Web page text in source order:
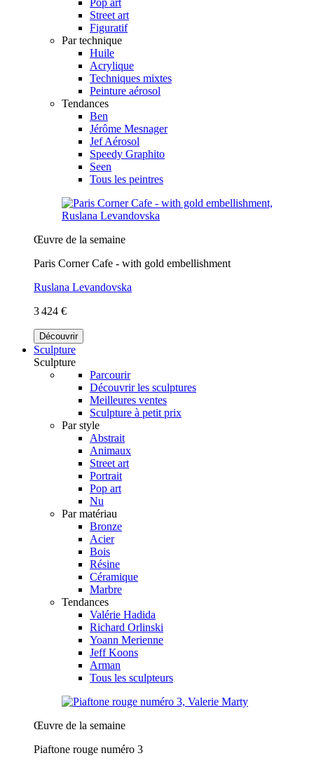
Street art
Figuratif
Par technique
Huile
Acrylique
Techniques mixtes
Peinture aérosol
Tendances
Ben
Jérôme Mesnager
Jef Aérosol
Speedy Graphito
Seen
Tous les peintres
Œuvre de la semaine
Paris Corner Cafe - with gold embellishment
Ruslana Levandovska
3 424 €
Découvrir
Sculpture
Sculpture
Parcourir
Découvrir les sculptures
Meilleures ventes
Sculpture à petit prix
Par style
Abstrait
Animaux
Street art
Portrait
Pop art
Nu
Par matériau
Bronze
Acier
Bois
Résine
Céramique
Marbre
Tendances
Valérie Hadida
Richard Orlinski
Yoann Merienne
Jeff Koons
Arman
Tous les sculpteurs
Œuvre de la semaine
Piaftone rouge numéro 3